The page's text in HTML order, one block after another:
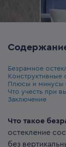
Безрамное
Конструктивные
Плюсы и минусы
Что учесть при
Заключение
Что такое
остекление
без